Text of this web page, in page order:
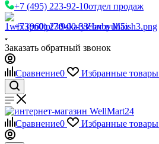
+7 (495) 223-92-10отдел продаж
+7 (960) 230-00-33Чат в Max
Заказать обратный звонок
Сравнение0 Избранные товары
Сравнение0 Избранные товары